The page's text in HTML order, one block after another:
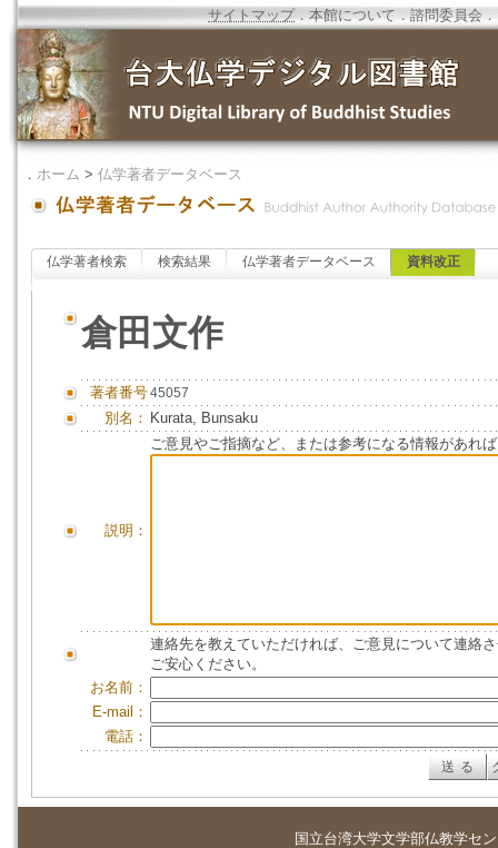
サイトマップ．本館について ．諮問委員会 ．
． ホーム > 仏学著者データベース
仏学著者検索 検索結果 仏学著者データベース 資料改正
倉田文作
著者番号45057
別名： Kurata, Bunsaku
説明：
ご意見やご指摘など、または参考になる情報があれ
連絡先を教えていただければ、ご意見について連絡
ご安心ください。
お名前：
E-mail：
電話：
国立台湾大学文学部仏教学セ